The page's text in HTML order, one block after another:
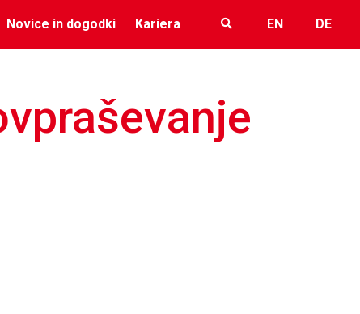
Novice in dogodki Kariera EN DE